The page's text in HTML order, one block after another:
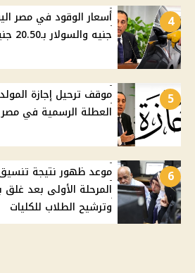
4
جنيه والسولار بـ20.50 جنيه
5
العطلة الرسمية في مصر
6
المرحلة الأولى بعد غلق
وترشيح الطلاب للكليات